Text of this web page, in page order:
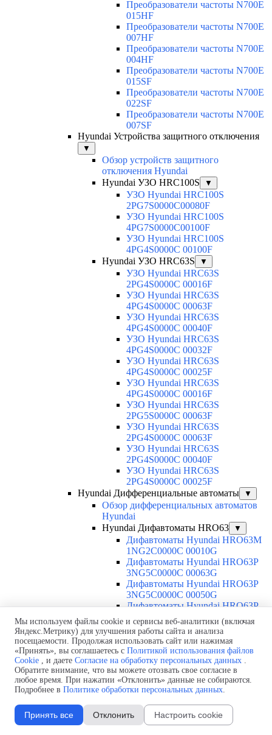
Преобразователи частоты N700E
015HF
Преобразователи частоты N700E
007HF
Преобразователи частоты N700E
004HF
Преобразователи частоты N700E
015SF
Преобразователи частоты N700E
022SF
Преобразователи частоты N700E
007SF
Hyundai Устройства защитного отключения
▼
Обзор устройств защитного
отключения Hyundai
Hyundai УЗО HRC100S
▼
УЗО Hyundai HRC100S
2PG7S0000C00080F
УЗО Hyundai HRC100S
4PG7S0000C00100F
УЗО Hyundai HRC100S
4PG4S0000C 00100F
Hyundai УЗО HRC63S
▼
УЗО Hyundai HRC63S
2PG4S0000C 00016F
УЗО Hyundai HRC63S
4PG4S0000C 00063F
УЗО Hyundai HRC63S
4PG4S0000C 00040F
УЗО Hyundai HRC63S
4PG4S0000C 00032F
УЗО Hyundai HRC63S
4PG4S0000C 00025F
УЗО Hyundai HRC63S
4PG4S0000C 00016F
УЗО Hyundai HRC63S
2PG5S0000C 00063F
УЗО Hyundai HRC63S
2PG4S0000C 00063F
УЗО Hyundai HRC63S
2PG4S0000C 00040F
УЗО Hyundai HRC63S
2PG4S0000C 00025F
Hyundai Дифференциальные автоматы
▼
Обзор дифференциальных автоматов
Hyundai
Hyundai Дифавтоматы HRO63
▼
Дифавтоматы Hyundai HRO63M
1NG2C0000C 00010G
Дифавтоматы Hyundai HRO63P
3NG5C0000C 00063G
Дифавтоматы Hyundai HRO63P
3NG5C0000C 00050G
Дифавтоматы Hyundai HRO63P
3NG5C0000C 00040G
Дифавтоматы Hyundai HRO63P
3NG5C0000C 00032G
Дифавтоматы Hyundai HRO63P
3NG5C0000C 00025G
Дифавтоматы Hyundai HRO63P
3NG5C0000C 00020G
Дифавтоматы Hyundai HRO63P
3NG5C0000C 00016G
Дифавтоматы Hyundai HRO63P
3NG5C0000C 00010G
Мы используем файлы cookie и сервисы веб-аналитики (включая
Яндекс.Метрику) для улучшения работы сайта и анализа
посещаемости. Продолжая использовать сайт или нажимая
«Принять», вы соглашаетесь с Политикой использования файлов
Cookie , и даете Согласие на обработку персональных данных .
Обратите внимание, что вы можете отозвать свое согласие в
любое время. При нажатии «Отклонить» данные не собираются.
Подробнее в Политике обработки персональных данных.
Принять все Отклонить Настроить cookie